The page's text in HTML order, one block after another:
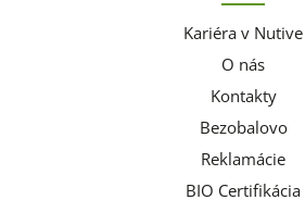
Kariéra v Nutive
O nás
Kontakty
Bezobalovo
Reklamácie
BIO Certifikácia